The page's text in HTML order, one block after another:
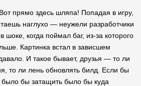
прямо здесь шляпа! Попадая в игру,
наглухо — неужели разработчики
когда поймал баг, из-за которого
Картинка встал в зависшем
И такое бывает, друзья — то ли
то ли лень обновлять билд. Если бы
бы затащить было бы куда